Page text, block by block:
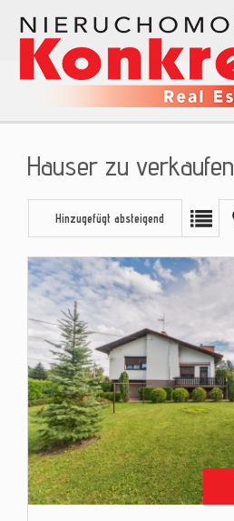
Hauser zu verkaufen
Hinzugefügt absteigend